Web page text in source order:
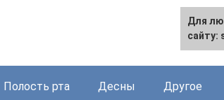
Полость рта Десны Другое
Для
сайту: